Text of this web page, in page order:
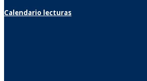
Calendario lecturas